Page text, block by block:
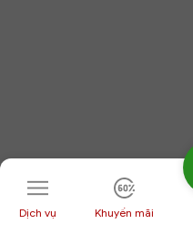
Dịch vụ Khuyến mãi